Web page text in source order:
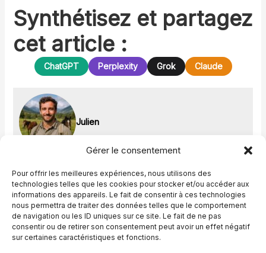
Gérer le consentement
Pour offrir les meilleures expériences, nous utilisons des
technologies telles que les cookies pour stocker et/ou accéder aux
informations des appareils. Le fait de consentir à ces technologies
nous permettra de traiter des données telles que le comportement
de navigation ou les ID uniques sur ce site. Le fait de ne pas
consentir ou de retirer son consentement peut avoir un effet négatif
sur certaines caractéristiques et fonctions.
Synthétisez et partagez
cet article :
ChatGPT Perplexity Grok Claude
Julien
équestre, j’ai fait de mon amour pour les chevaux une
vocation. Que ce soit à travers leur élégance, leur force
ou la subtilité de leurs gestes, chaque cheval raconte
une histoire qui mérite d’être partagée. Mon parcours
m’a conduit à explorer en profondeur cet univers, alliant
tradition, savoir-faire ancestral et innovations modernes.